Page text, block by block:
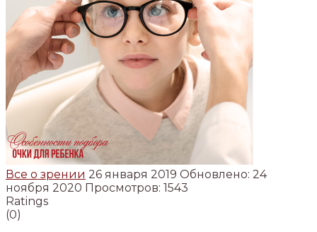
Все о зрении 26 января 2019 Обновлено: 24
ноября 2020 Просмотров: 1543
Ratings
(0)